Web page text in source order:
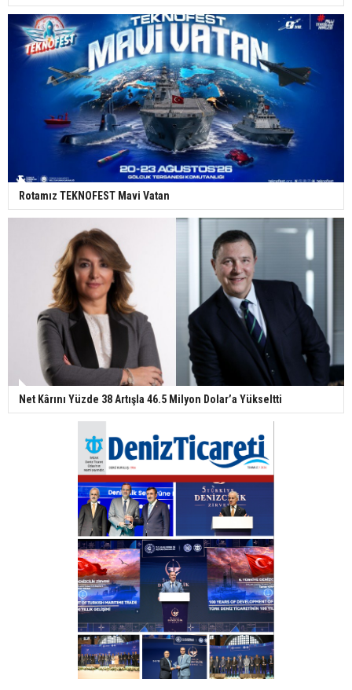
Rotamız TEKNOFEST Mavi Vatan
Net Kârını Yüzde 38 Artışla 46.5 Milyon Dolar’a Yükseltti